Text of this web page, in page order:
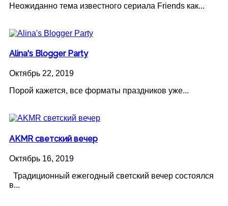
Неожиданно тема известного сериала Friends как...
Alina's Blogger Party
Октябрь 22, 2019
Порой кажется, все форматы праздников уже...
AKMR светский вечер
Октябрь 16, 2019
Традиционный ежегодный светский вечер состоялся
в...